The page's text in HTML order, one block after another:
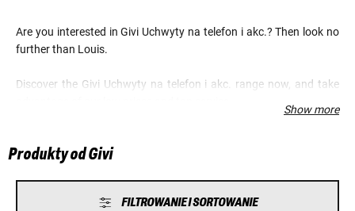
Are you interested in Givi Uchwyty na telefon i akc.? Then look no
further than Louis.
Discover the Givi Uchwyty na telefon i akc. range now, and take
Show more
Produkty od Givi
FILTROWANIE I SORTOWANIE